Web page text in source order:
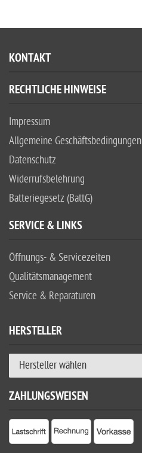
KONTAKT
RECHTLICHE HINWEISE
Impressum
Allgemeine Geschäftsbedingungen
Datenschutz
Widerrufsbelehrung
Batteriegesetz (BattG)
SERVICE & LINKS
Öffnungs- & Servicezeiten
Qualitätsmanagement
Service & Reparaturen
HERSTELLER
Hersteller wählen
ZAHLUNGSWEISEN